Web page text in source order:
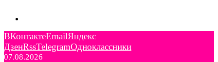
ВКонтактеEmailЯндекс
ДзенRssTelegramОдноклассники
07.08.2026